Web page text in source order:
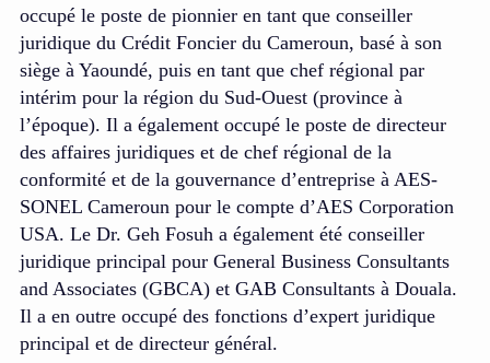
occupé le poste de pionnier en tant que conseiller
juridique du Crédit Foncier du Cameroun, basé à son
siège à Yaoundé, puis en tant que chef régional par
intérim pour la région du Sud-Ouest (province à
l’époque). Il a également occupé le poste de directeur
des affaires juridiques et de chef régional de la
conformité et de la gouvernance d’entreprise à AES-
SONEL Cameroun pour le compte d’AES Corporation
USA. Le Dr. Geh Fosuh a également été conseiller
juridique principal pour General Business Consultants
and Associates (GBCA) et GAB Consultants à Douala.
Il a en outre occupé des fonctions d’expert juridique
principal et de directeur général.